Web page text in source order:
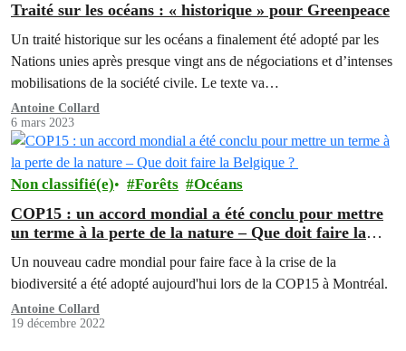
Traité sur les océans : « historique » pour Greenpeace
Un traité historique sur les océans a finalement été adopté par les
Nations unies après presque vingt ans de négociations et d’intenses
mobilisations de la société civile. Le texte va…
Antoine Collard
6 mars 2023
Non classifié(e) Forêts Océans
COP15 : un accord mondial a été conclu pour mettre
un terme à la perte de la nature – Que doit faire la
Un nouveau cadre mondial pour faire face à la crise de la
biodiversité a été adopté aujourd'hui lors de la COP15 à Montréal.
Antoine Collard
19 décembre 2022